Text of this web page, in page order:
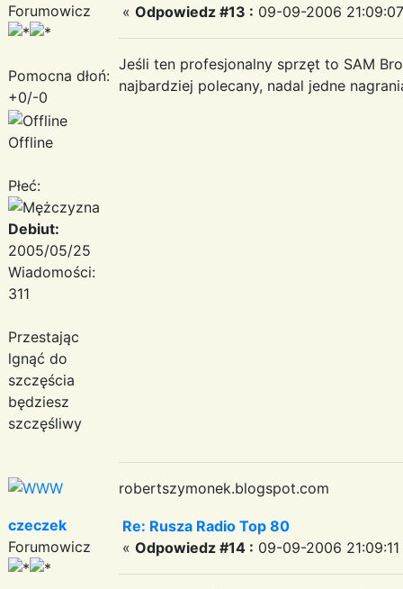
Forumowicz
Pomocna dłoń:
+0/-0
Offline
Płeć:
Debiut:
2005/05/25
Wiadomości:
311
Przestając
lgnąć do
szczęścia
będziesz
szczęśliwy
« Odpowiedz #13 : 09-09-2006
Jeśli ten profesjonalny sprzęt to SAM
najbardziej polecany, nadal jedne
robertszymonek.blogspot.com
czeczek
Forumowicz
Re: Rusza Radio Top 80
« Odpowiedz #14 : 09-09-2006 21:09:11